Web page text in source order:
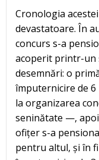
Cronologia
devastatoare. În
concurs s-a
acoperit printr-un
desemnări: o
împuternicire de
la organizarea
seninătate —, apoi
ofițer s-a
pentru altul, și în